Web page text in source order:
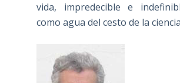
vida, impredecible e
como agua del cesto de la